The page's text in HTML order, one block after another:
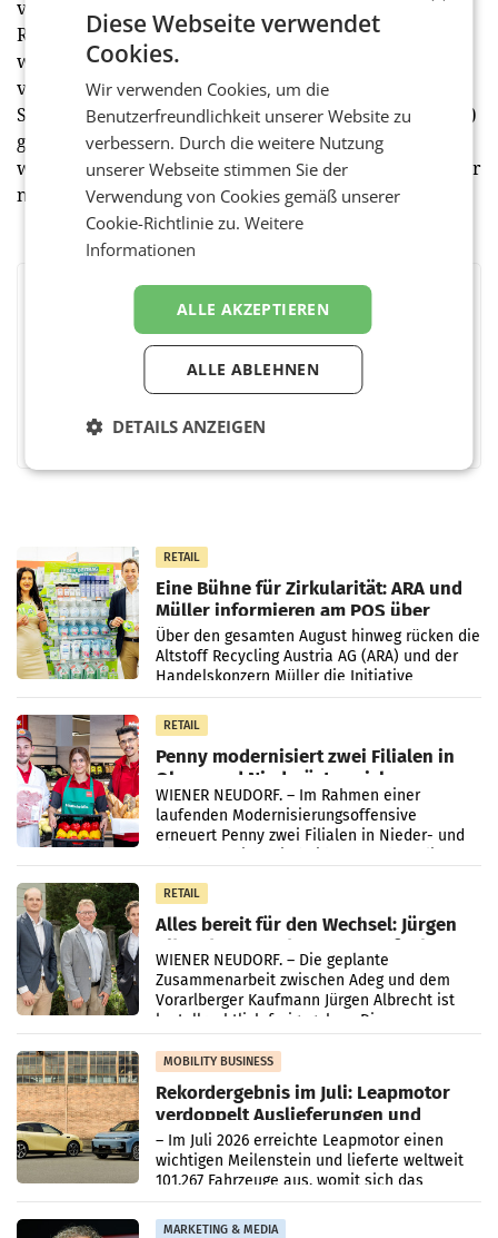
vermehrten Problemen bei der Kreditaufnahme und
Refinanzierung führen. Bleibt nunmehr abzuwarten,
wie die Kollektivvertragsverhandlungen im Herbst
verlaufen und ob Österreich in den Strudel der
Stagflation (steigende Preise bei mäßiger Konjunktur)
gerät. Eine Situation, die unseren
wirtschaftspolitischen Erfahrungsschatz in Europa vor
neue Herausforderungen stellen wird. (red)
BEWERTEN SIE DIESEN ARTIKEL
RETAIL
Eine Bühne für Zirkularität: ARA und
Müller informieren am POS über
Kreislauffähigkeit
Über den gesamten August hinweg rücken die
Altstoff Recycling Austria AG (ARA) und der
Handelskonzern Müller die Initiative
„Kreislauf-Helden“ in allen österreichischen
Müller-Filialen
RETAIL
Penny modernisiert zwei Filialen in
Ober- und Niederösterreich
WIENER NEUDORF. – Im Rahmen einer
laufenden Modernisierungsoffensive
erneuert Penny zwei Filialen in Nieder- und
RETAIL
Alles bereit für den Wechsel: Jürgen
Albrecht setzt ab 1.1.2027 auf Adeg
WIENER NEUDORF. – Die geplante
Zusammenarbeit zwischen Adeg und dem
Vorarlberger Kaufmann Jürgen Albrecht ist
kartellrechtlich freigegeben: Die
Bundeswettbewerbsbehörde und der
Bundeskartellanwalt
MOBILITY BUSINESS
Rekordergebnis im Juli: Leapmotor
verdoppelt Auslieferungen und
überschreitet die 100.000er-Marke
– Im Juli 2026 erreichte Leapmotor einen
wichtigen Meilenstein und lieferte weltweit
101.267 Fahrzeuge aus, womit sich das
Ergebnis gegenüber Juli 2025 mehr als
verdoppelte (+102
MARKETING & MEDIA
Diese Webseite verwendet
Cookies.
Wir verwenden Cookies, um die
Benutzerfreundlichkeit unserer Website zu
verbessern. Durch die weitere Nutzung
unserer Webseite stimmen Sie der
Verwendung von Cookies gemäß unserer
Cookie-Richtlinie zu.Weitere
Informationen
ALLE AKZEPTIEREN
ALLE ABLEHNEN
DETAILS ANZEIGEN